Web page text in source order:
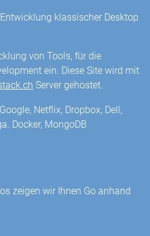
klassischer Desktop
von Tools, für die
ein. Diese Site wird mit
Server gehostet.
Netflix, Dropbox, Dell,
Docker, MongoDB
zeigen wir Ihnen Go anhand